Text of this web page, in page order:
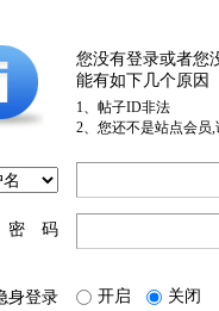
您没有登录或者您
能有如下几个原因
1、帖子ID非法
2、您还不是站点会员
密 码
身登录 开启 关闭